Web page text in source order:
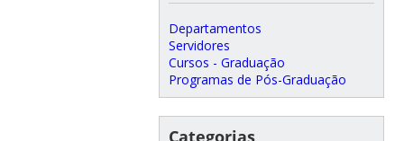
Departamentos
Servidores
Cursos - Graduação
Programas de Pós-Graduação